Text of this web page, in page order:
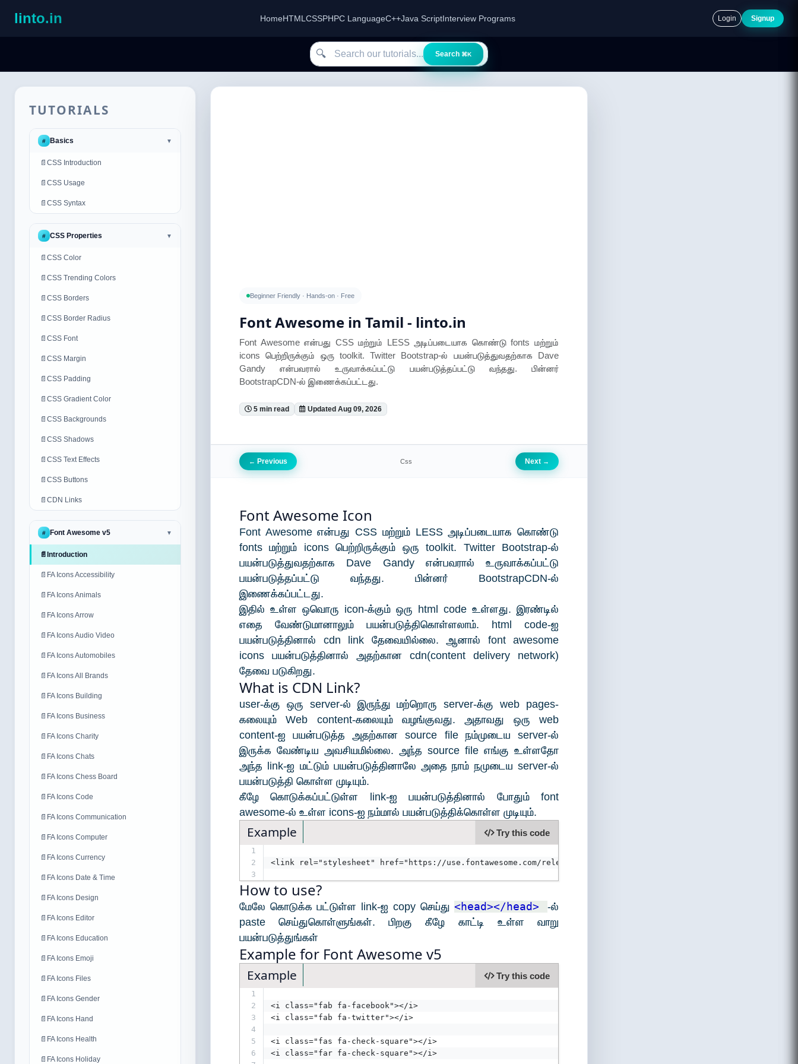
linto.in HomeHTML CSSPHPC LanguageC++Java ScriptInterview Programs Login Signup
Search our tutorials
🔍 Search ⌘K
TUTORIALS
# Basics ▼
📄 CSS Introduction
📄 CSS Usage
📄 CSS Syntax
# CSS Properties ▼
📄 CSS Color
📄 CSS Trending Colors
📄 CSS Borders
📄 CSS Border Radius
📄 CSS Font
📄 CSS Margin
📄 CSS Padding
📄 CSS Gradient Color
📄 CSS Backgrounds
📄 CSS Shadows
📄 CSS Text Effects
📄 CSS Buttons
📄 CDN Links
# Font Awesome v5 ▼
📄 Introduction
📄 FA Icons Accessibility
📄 FA Icons Animals
📄 FA Icons Arrow
📄 FA Icons Audio Video
📄 FA Icons Automobiles
📄 FA Icons All Brands
📄 FA Icons Building
📄 FA Icons Business
📄 FA Icons Charity
📄 FA Icons Chats
📄 FA Icons Chess Board
📄 FA Icons Code
📄 FA Icons Communication
📄 FA Icons Computer
📄 FA Icons Currency
📄 FA Icons Date & Time
📄 FA Icons Design
📄 FA Icons Editor
📄 FA Icons Education
📄 FA Icons Emoji
📄 FA Icons Files
📄 FA Icons Gender
📄 FA Icons Hand
📄 FA Icons Health
📄 FA Icons Holiday
Beginner Friendly · Hands-on · Free
Font Awesome in Tamil - linto.in
Font Awesome என்பது CSS மற்றும் LESS அடிப்படையாக கொண்டு fonts மற்றும்
icons பெற்றிருக்கும் ஒரு toolkit. Twitter Bootstrap-ல் பயன்படுத்துவதற்காக Dave
Gandy என்பவரால் உருவாக்கப்பட்டு பயன்படுத்தப்பட்டு வந்தது. பின்னர்
BootstrapCDN-ல் இணைக்கப்பட்டது.
5 min read Updated Aug 09, 2026
← Previous Css Next →
Font Awesome Icon
Font Awesome என்பது CSS மற்றும் LESS அடிப்படையாக கொண்டு
fonts மற்றும் icons பெற்றிருக்கும் ஒரு toolkit. Twitter Bootstrap-ல்
பயன்படுத்துவதற்காக Dave Gandy என்பவரால் உருவாக்கப்பட்டு
பயன்படுத்தப்பட்டு வந்தது. பின்னர் BootstrapCDN-ல்
இணைக்கப்பட்டது.
இதில் உள்ள ஒவொரு icon-க்கும் ஒரு html code உள்ளது. இரண்டில்
எதை வேண்டுமானாலும் பயன்படுத்திகொள்ளலாம். html code-ஐ
பயன்படுத்தினால் cdn link தேவையில்லை. ஆனால் font awesome
icons பயன்படுத்தினால் அதற்கான cdn(content delivery network)
தேவை படுகிறது.
What is CDN Link?
user-க்கு ஒரு server-ல் இருந்து மற்றொரு server-க்கு web pages-
கலையும் Web content-கலையும் வழங்குவது. அதாவது ஒரு web
content-ஐ பயன்படுத்த அதற்கான source file நம்முடைய server-ல்
இருக்க வேண்டிய அவசியமில்லை. அந்த source file எங்கு உள்ளதோ
அந்த link-ஐ மட்டும் பயன்படுத்தினாலே அதை நாம் நமுடைய server-ல்
பயன்படுத்தி கொள்ள முடியும்.
கீழே கொடுக்கப்பட்டுள்ள link-ஐ பயன்படுத்தினால் போதும் font
awesome-ல் உள்ள icons-ஐ நம்மால் பயன்படுத்திக்கொள்ள முடியும்.
Example Try this code
1
2
<link rel="stylesheet" href="https://use.fontawesome.com/releases/v5.7.2/css/all.css">
3
How to use?
மேலே கொடுக்க பட்டுள்ள link-ஐ copy செய்து<head></head>-ல்
paste செய்துகொள்ளுங்கள். பிறகு கீழே காட்டி உள்ள வாறு
பயன்படுத்துங்கள்
Example for Font Awesome v5
Example Try this code
1
2
<i class="fab fa-facebook"></i>
3
<i class="fab fa-twitter"></i>
4
5
<i class="fas fa-check-square"></i>
6
<i class="far fa-check-square"></i>